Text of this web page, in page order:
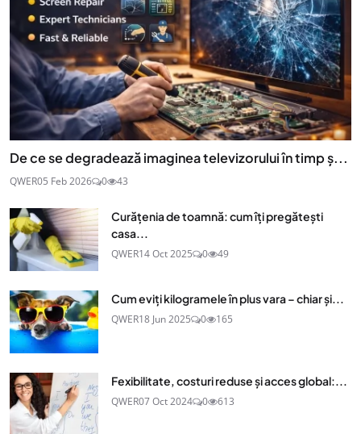
De ce se degradează imaginea televizorului în timp ș...
QWER05 Feb 2026 0 43
Curățenia de toamnă: cum îți pregătești
casa...
QWER14 Oct 2025 0 49
Cum eviți kilogramele în plus vara – chiar și...
QWER18 Jun 2025 0 165
Fexibilitate, costuri reduse și acces global:...
QWER07 Oct 2024 0 613